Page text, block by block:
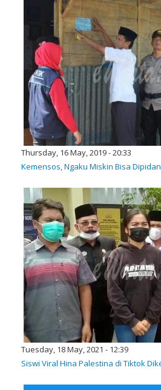
Thursday, 16 May, 2019 - 20:33
Kemensos, Ngaku Miskin Bisa
Tuesday, 18 May, 2021 - 12:39
Siswi Viral Hina Palestina di Tiktok